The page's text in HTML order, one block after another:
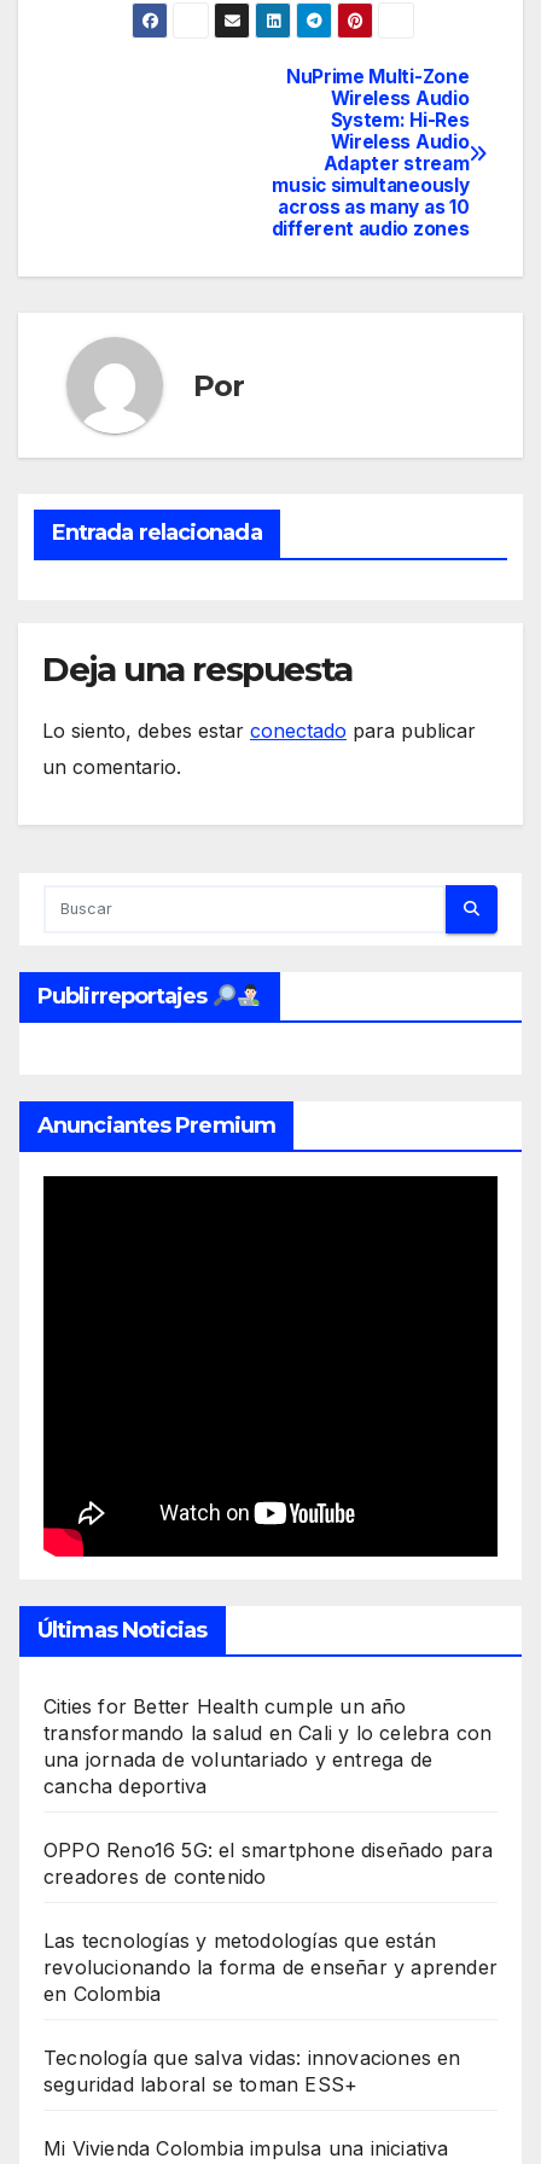
NuPrime Multi-Zone
Wireless Audio
System: Hi-Res
Wireless Audio
Adapter stream
music simultaneously
across as many as 10
different audio zones
Por
Entrada relacionada
Deja una respuesta
Lo siento, debes estar conectado para publicar
un comentario.
Publirreportajes
Anunciantes Premium
Últimas Noticias
Cities for Better Health cumple un año
transformando la salud en Cali y lo celebra con
una jornada de voluntariado y entrega de
cancha deportiva
OPPO Reno16 5G: el smartphone diseñado para
creadores de contenido
Las tecnologías y metodologías que están
revolucionando la forma de enseñar y aprender
en Colombia
Tecnología que salva vidas: innovaciones en
seguridad laboral se toman ESS+
Mi Vivienda Colombia impulsa una iniciativa